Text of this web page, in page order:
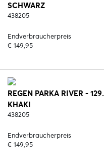
SCHWARZ
438205
Endverbraucherpreis
€ 149,95
REGEN PARKA RIVER - 129.
KHAKI
438205
Endverbraucherpreis
€ 149,95